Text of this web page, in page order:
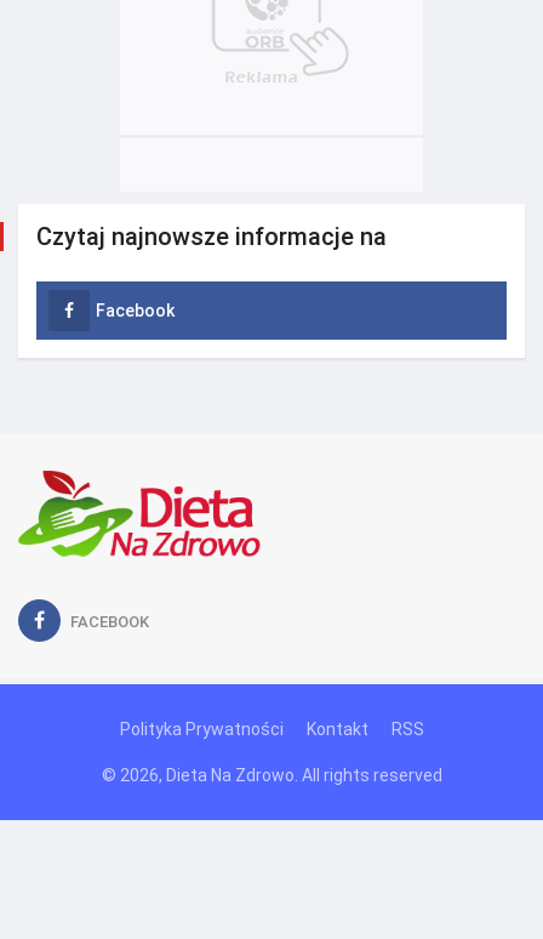
Czytaj najnowsze informacje na
Facebook
FACEBOOK
Polityka Prywatności Kontakt RSS
© 2026, Dieta Na Zdrowo. All rights reserved